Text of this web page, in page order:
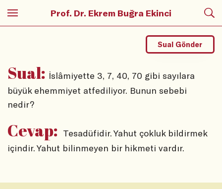
Prof. Dr. Ekrem Buğra Ekinci
Sual: İslâmiyette 3, 7, 40, 70 gibi sayılara
büyük ehemmiyet atfediliyor. Bunun sebebi
nedir?
Sual Gönder
Cevap: Tesadüfidir. Yahut çokluk bildirmek
içindir. Yahut bilinmeyen bir hikmeti vardır.